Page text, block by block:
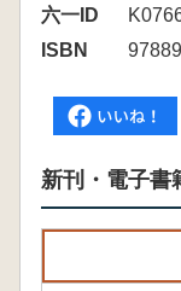
六一ID
ISBN
新刊・電子書